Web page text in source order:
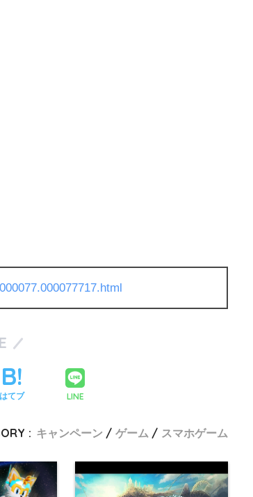
はてブ LINE
: キャンペーン ゲーム スマホゲーム